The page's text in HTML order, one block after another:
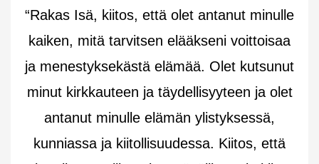
“Rakas Isä, kiitos, että olet antanut minulle
kaiken, mitä tarvitsen elääkseni voittoisaa
ja menestyksekästä elämää. Olet kutsunut
minut kirkkauteen ja täydellisyyteen ja olet
antanut minulle elämän ylistyksessä,
kunniassa ja kiitollisuudessa. Kiitos, että